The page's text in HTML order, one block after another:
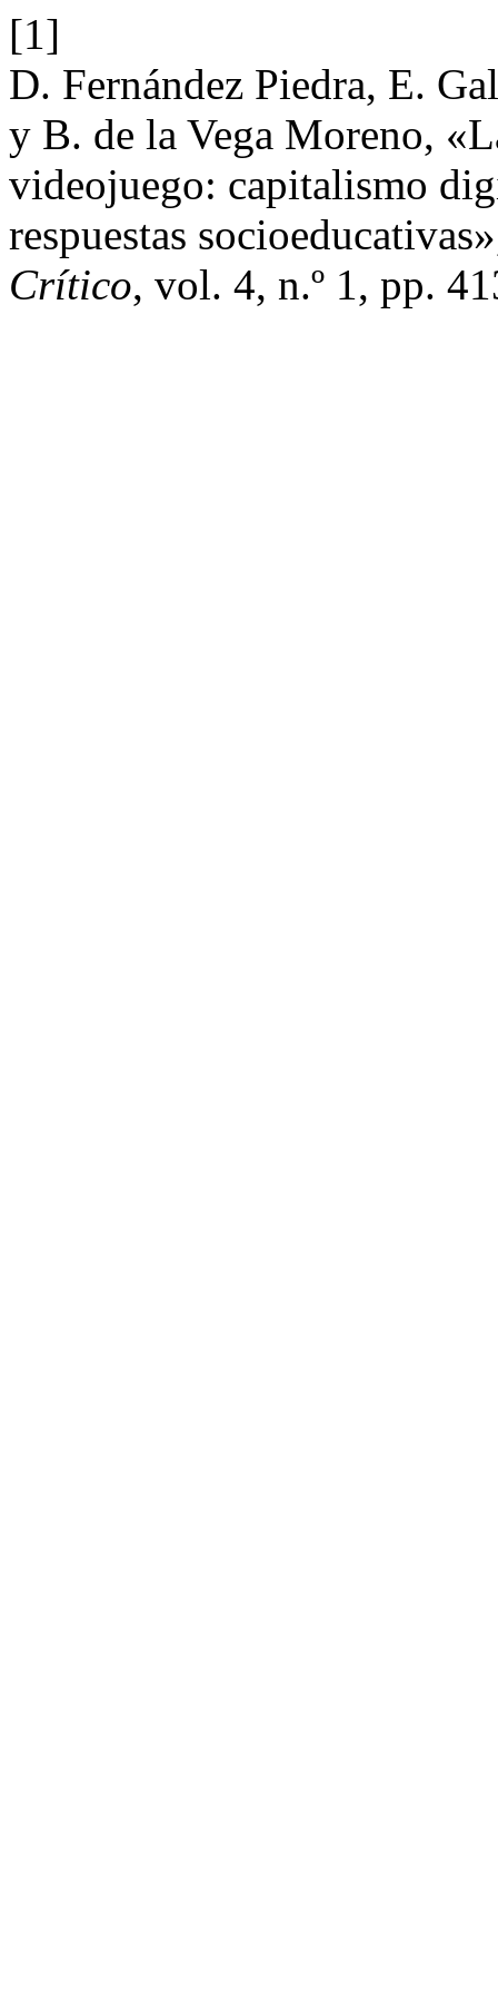
[1]
D. Fernández Piedra, E.
y B. de la Vega Moreno,
videojuego: capitalismo
respuestas
Crítico, vol. 4, n.º 1, pp.